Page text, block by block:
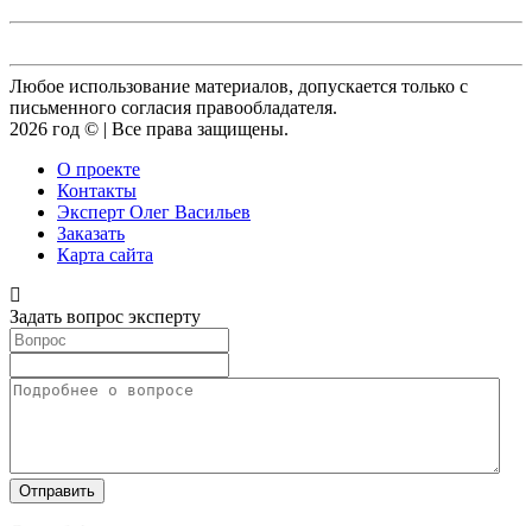
Любое использование материалов, допускается только с
письменного согласия правообладателя.
2026 год © | Все права защищены.
О проекте
Контакты
Эксперт Олег Васильев
Заказать
Карта сайта
Задать вопрос эксперту